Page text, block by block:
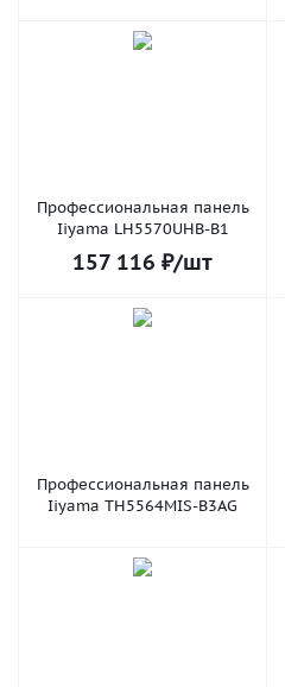
Профессиональная панель
Iiyama LH5570UHB-B1
157 116 ₽/шт
Профессиональная панель
Iiyama TH5564MIS-B3AG